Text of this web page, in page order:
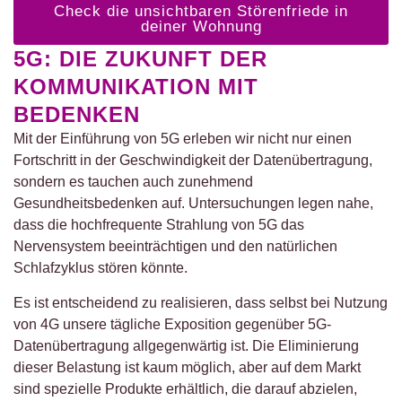
Check die unsichtbaren Störenfriede in
deiner Wohnung
5G: DIE ZUKUNFT DER
KOMMUNIKATION MIT
BEDENKEN
Mit der Einführung von 5G erleben wir nicht nur einen
Fortschritt in der Geschwindigkeit der Datenübertragung,
sondern es tauchen auch zunehmend
Gesundheitsbedenken auf. Untersuchungen legen nahe,
dass die hochfrequente Strahlung von 5G das
Nervensystem beeinträchtigen und den natürlichen
Schlafzyklus stören könnte.
Es ist entscheidend zu realisieren, dass selbst bei Nutzung
von 4G unsere tägliche Exposition gegenüber 5G-
Datenübertragung allgegenwärtig ist. Die Eliminierung
dieser Belastung ist kaum möglich, aber auf dem Markt
sind spezielle Produkte erhältlich, die darauf abzielen,